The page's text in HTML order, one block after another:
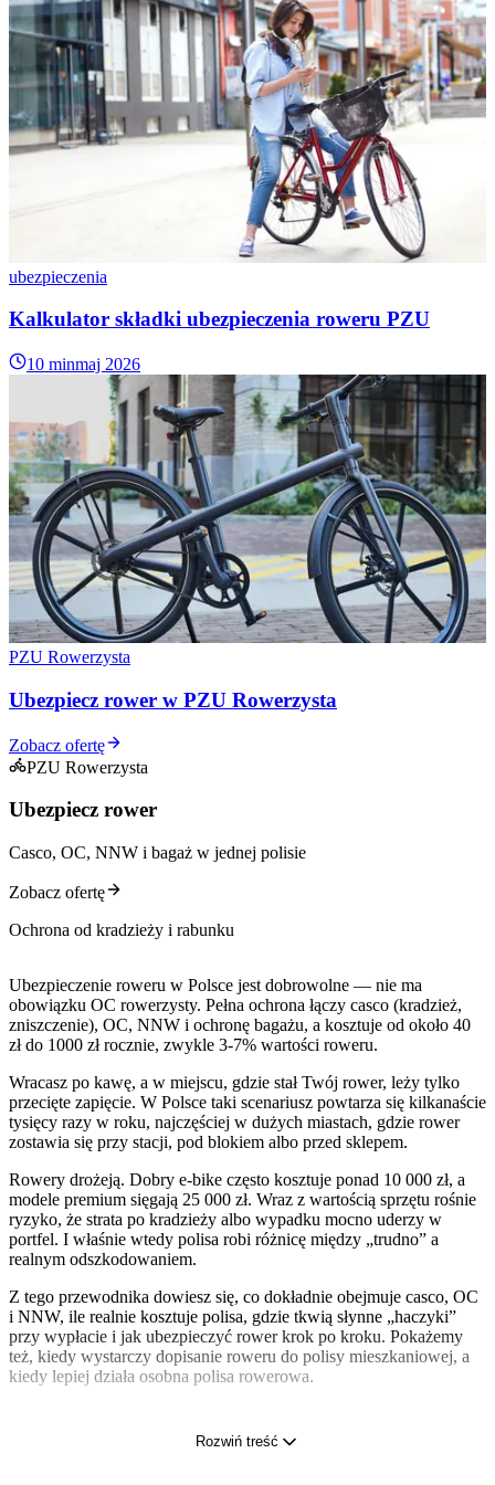
ubezpieczenia
Kalkulator składki ubezpieczenia roweru PZU
10 minmaj 2026
PZU Rowerzysta
Ubezpiecz rower w PZU Rowerzysta
Zobacz ofertę
PZU Rowerzysta
Ubezpiecz rower
Casco, OC, NNW i bagaż w jednej polisie
Zobacz ofertę
Ochrona od kradzieży i rabunku
Ubezpieczenie roweru w Polsce jest dobrowolne — nie ma
obowiązku OC rowerzysty. Pełna ochrona łączy casco (kradzież,
zniszczenie), OC, NNW i ochronę bagażu, a kosztuje od około 40
zł do 1000 zł rocznie, zwykle 3-7% wartości roweru.
Wracasz po kawę, a w miejscu, gdzie stał Twój rower, leży tylko
przecięte zapięcie. W Polsce taki scenariusz powtarza się kilkanaście
tysięcy razy w roku, najczęściej w dużych miastach, gdzie rower
zostawia się przy stacji, pod blokiem albo przed sklepem.
Rowery drożeją. Dobry e-bike często kosztuje ponad 10 000 zł, a
modele premium sięgają 25 000 zł. Wraz z wartością sprzętu rośnie
ryzyko, że strata po kradzieży albo wypadku mocno uderzy w
portfel. I właśnie wtedy polisa robi różnicę między „trudno” a
realnym odszkodowaniem.
Z tego przewodnika dowiesz się, co dokładnie obejmuje casco, OC
i NNW, ile realnie kosztuje polisa, gdzie tkwią słynne „haczyki”
przy wypłacie i jak ubezpieczyć rower krok po kroku. Pokażemy
też, kiedy wystarczy dopisanie roweru do polisy mieszkaniowej, a
kiedy lepiej działa osobna polisa rowerowa.
Rozwiń treść